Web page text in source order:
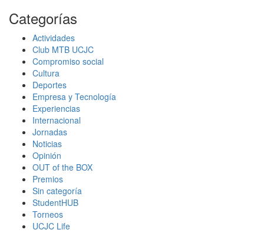
Categorías
Actividades
Club MTB UCJC
Compromiso social
Cultura
Deportes
Empresa y Tecnología
Experiencias
Internacional
Jornadas
Noticias
Opinión
OUT of the BOX
Premios
Sin categoría
StudentHUB
Torneos
UCJC Life